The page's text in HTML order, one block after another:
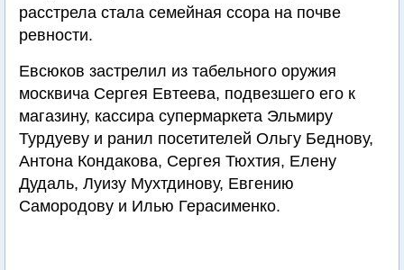
расстрела стала семейная ссора на почве
ревности.
Евсюков застрелил из табельного оружия
москвича Сергея Евтеева, подвезшего его к
магазину, кассира супермаркета Эльмиру
Турдуеву и ранил посетителей Ольгу Беднову,
Антона Кондакова, Сергея Тюхтия, Елену
Дудаль, Луизу Мухтдинову, Евгению
Самородову и Илью Герасименко.